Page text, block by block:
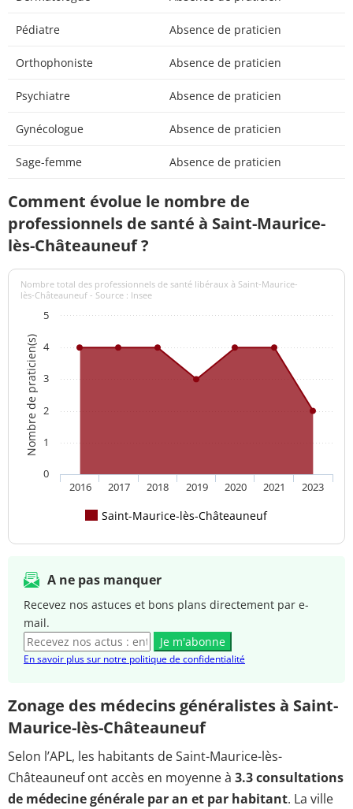
Pédiatre Absence de praticien
Orthophoniste Absence de praticien
Psychiatre Absence de praticien
Gynécologue Absence de praticien
Sage-femme Absence de praticien
Comment évolue le nombre de
professionnels de santé à Saint-Maurice-
lès-Châteauneuf ?
Nombre de praticien(s)
Nombre total des professionnels de santé libéraux à Saint-Maurice-
lès-Châteauneuf - Source : Insee
Saint-Maurice-lès-Châteauneuf
2016 2017 2018 2019 2020 2021 2023
0
1
2
3
4
5
A ne pas manquer
Recevez nos astuces et bons plans directement par e-
mail.
Je m'abonne
En savoir plus sur notre politique de confidentialité
Zonage des médecins généralistes à Saint-
Maurice-lès-Châteauneuf
Selon l’APL, les habitants de Saint-Maurice-lès-
Châteauneuf ont accès en moyenne à 3.3 consultations
de médecine générale par an et par habitant. La ville